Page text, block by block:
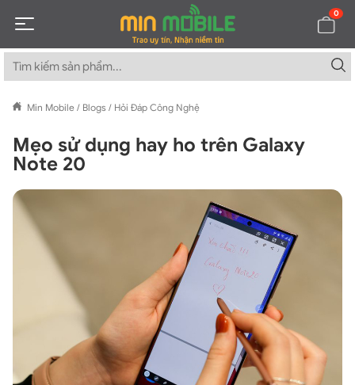
0
Min Mobile / Blogs / Hỏi Đáp Công Nghệ
Mẹo sử dụng hay ho trên Galaxy
Note 20